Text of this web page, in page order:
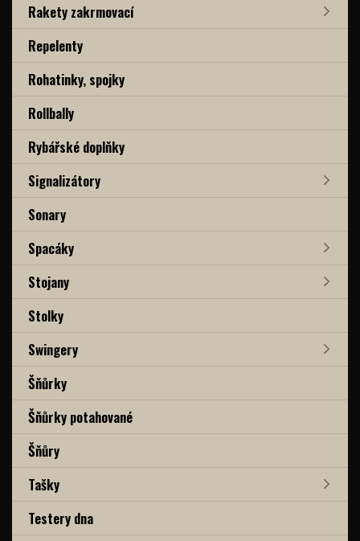
Rakety zakrmovací
Repelenty
Rohatinky, spojky
Rollbally
Rybářské doplňky
Signalizátory
Sonary
Spacáky
Stojany
Stolky
Swingery
Šňůrky
Šňůrky potahované
Šňůry
Tašky
Testery dna